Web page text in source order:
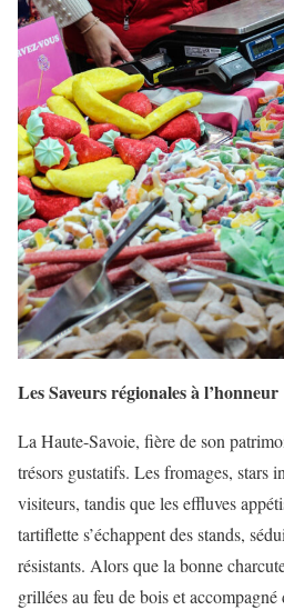
Les Saveurs régionales à l’honneur
La Haute-Savoie, fière de son
trésors gustatifs. Les fromages, stars
visiteurs, tandis que les effluves
tartiflette s’échappent des stands,
résistants. Alors que la bonne
grillées au feu de bois et